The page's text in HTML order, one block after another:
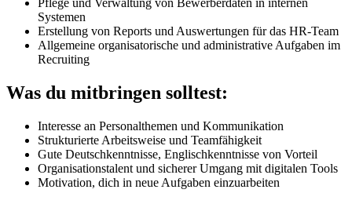
Systemen
Erstellung von Reports und Auswertungen für das HR-Team
Allgemeine organisatorische und administrative Aufgaben im
Recruiting
Was du mitbringen solltest:
Interesse an Personalthemen und Kommunikation
Strukturierte Arbeitsweise und Teamfähigkeit
Gute Deutschkenntnisse, Englischkenntnisse von Vorteil
Organisationstalent und sicherer Umgang mit digitalen Tools
Motivation, dich in neue Aufgaben einzuarbeiten